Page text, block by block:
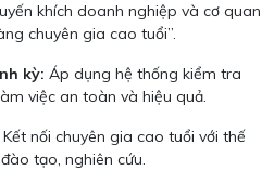
khích doanh nghiệp và cơ quan
chuyên gia cao tuổi”.
kỳ: Áp dụng hệ thống kiểm tra
việc an toàn và hiệu quả.
Kết nối chuyên gia cao tuổi với thế
tạo, nghiên cứu.